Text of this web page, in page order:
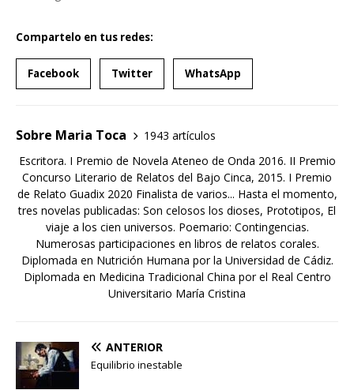
Compartelo en tus redes:
Facebook Twitter WhatsApp
Sobre Maria Toca
1943 artículos
Escritora. I Premio de Novela Ateneo de Onda 2016. II Premio
Concurso Literario de Relatos del Bajo Cinca, 2015. I Premio
de Relato Guadix 2020 Finalista de varios... Hasta el momento,
tres novelas publicadas: Son celosos los dioses, Prototipos, El
viaje a los cien universos. Poemario: Contingencias.
Numerosas participaciones en libros de relatos corales.
Diplomada en Nutrición Humana por la Universidad de Cádiz.
Diplomada en Medicina Tradicional China por el Real Centro
Universitario María Cristina
ANTERIOR
Equilibrio inestable